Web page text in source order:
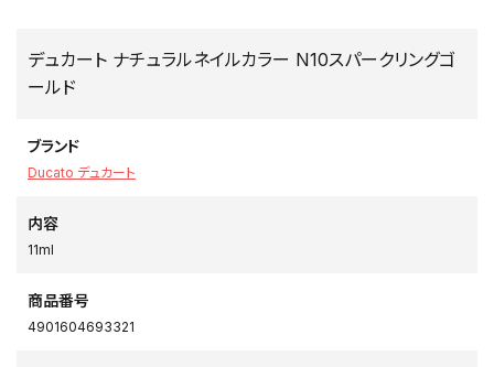
デュカート ナチュラルネイルカラー N10スパークリングゴ
ールド
ブランド
Ducato デュカート
内容
11ml
商品番号
4901604693321